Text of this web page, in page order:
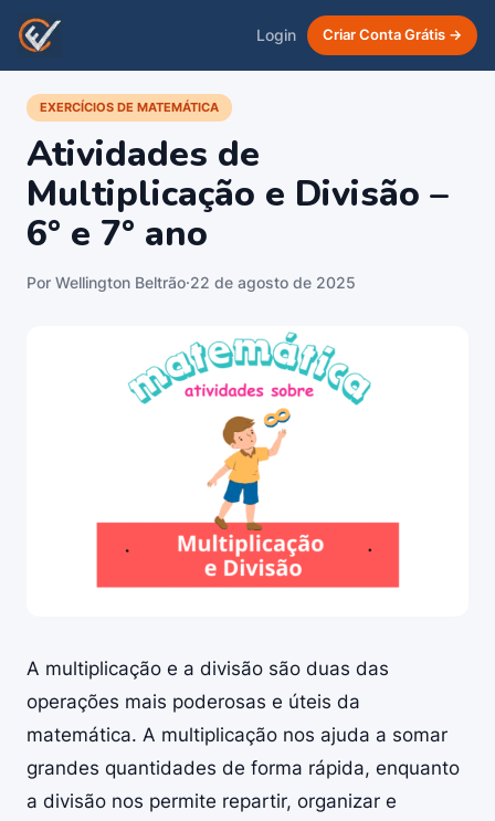
Login Criar Conta Grátis →
EXERCÍCIOS DE MATEMÁTICA
Atividades de
Multiplicação e Divisão –
6° e 7° ano
Por Wellington Beltrão·22 de agosto de 2025
A multiplicação e a divisão são duas das
operações mais poderosas e úteis da
matemática. A multiplicação nos ajuda a somar
grandes quantidades de forma rápida, enquanto
a divisão nos permite repartir, organizar e